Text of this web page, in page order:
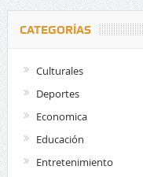
CATEGORÍAS
Culturales
Deportes
Economica
Educación
Entretenimiento